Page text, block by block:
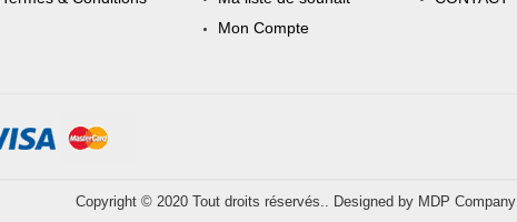
Mon Compte
Copyright © 2020 Tout droits réservés.. Designed by MDP Company